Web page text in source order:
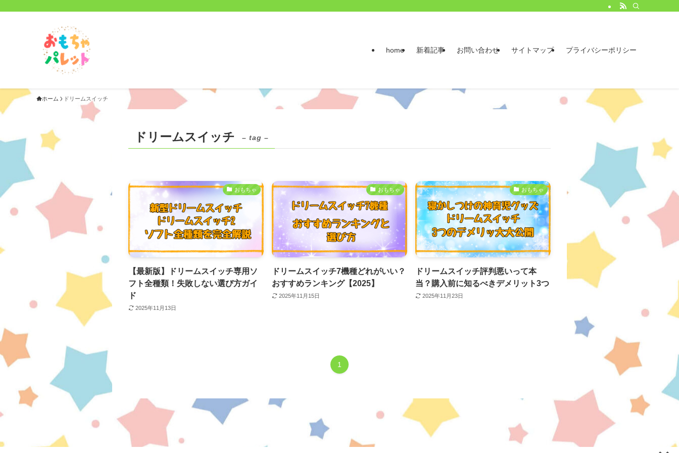
home 新着記事 お問い合わせ サイトマップ プライバシーポリシー
ホーム ドリームスイッチ
ドリームスイッチ – tag –
おもちゃ
【最新版】ドリームスイッチ専用ソ
フト全種類！失敗しない選び方ガイ
ド
2025年11月13日
おもちゃ
ドリームスイッチ7機種どれがいい？
おすすめランキング【2025】
2025年11月15日
おもちゃ
ドリームスイッチ評判悪いって本
当？購入前に知るべきデメリット3つ
2025年11月23日
1